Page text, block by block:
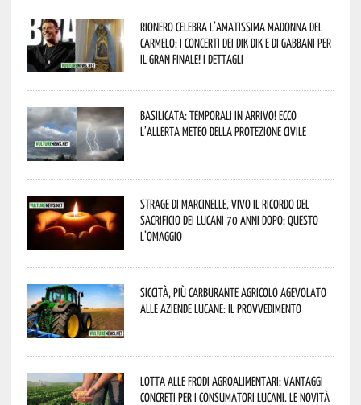
Rionero celebra l’amatissima Madonna del
Carmelo: i concerti dei DIK DIK e di Gabbani per
il gran finale! I dettagli
Basilicata: temporali in arrivo! Ecco
l’allerta meteo della Protezione civile
Strage di Marcinelle, vivo il ricordo del
sacrificio dei lucani 70 anni dopo: questo
l’omaggio
Siccità, più carburante agricolo agevolato
alle aziende lucane: il provvedimento
Lotta alle frodi agroalimentari: vantaggi
concreti per i consumatori lucani. Le novità